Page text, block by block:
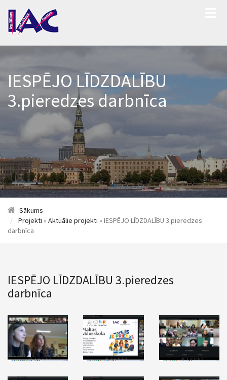
IESPĒJO LĪDZDALĪBU
3.pieredzes darbnīca
Sākums
Projekti » Aktuālie projekti » IESPĒJO LĪDZDALĪBU 3.pieredzes
darbnīca
IESPĒJO LĪDZDALĪBU 3.pieredzes
darbnīca